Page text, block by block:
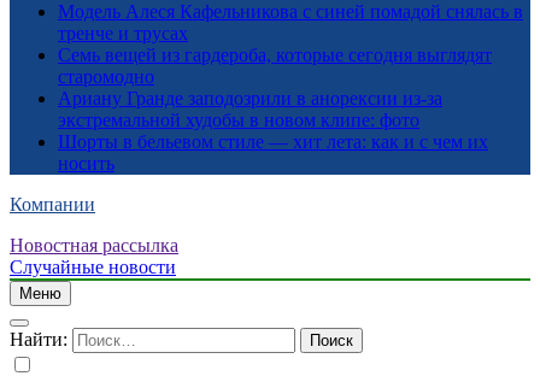
Модель Алеся Кафельникова с синей помадой снялась в
тренче и трусах
Семь вещей из гардероба, которые сегодня выглядят
старомодно
Ариану Гранде заподозрили в анорексии из-за
экстремальной худобы в новом клипе: фото
Шорты в бельевом стиле — хит лета: как и с чем их
носить
Компании
Новостная рассылка
Случайные новости
Меню
Найти: